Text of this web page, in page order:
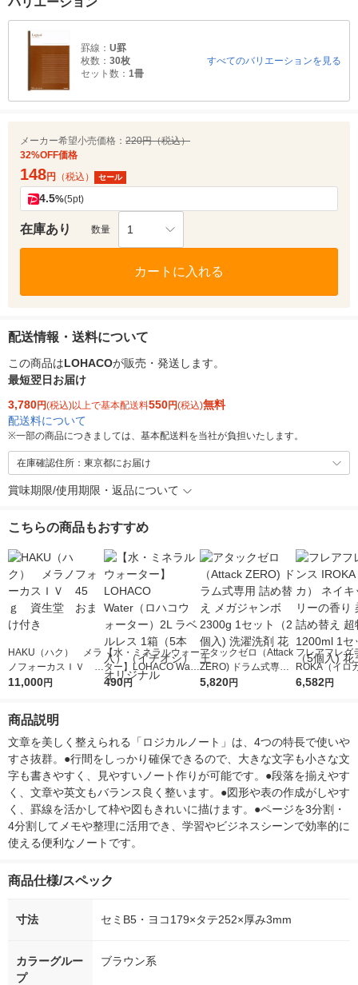
罫線： U罫
枚数： 30枚
セット数： 1冊
すべてのバリエーションを見る
メーカー希望小売価格： 220円（税込）
32%OFF価格
148円 （税込） セール
4.5%(5pt)
在庫あり 数量 1
カートに入れる
配送情報・送料について
この商品はLOHACOが販売・発送します。
最短翌日お届け
3,780円(税込)以上で基本配送料550円(税込)無料
配送料について
※一部の商品につきましては、基本配送料を当社が負担いたします。
在庫確認住所：東京都にお届け
賞味期限/使用期限・返品について
こちらの商品もおすすめ
HAKU（ハク） メラ
ノフォーカスＩＶ 4
5ｇ 資生堂 おまけ
11,000円
【水・ミネラルウォー
ター】LOHACO Wate
r（ロハコウォータ
490円
アタックゼロ（Attack
ZERO) ドラム式専用
詰め替え メガジャン
5,820円
フレアフレグ
ROKA（イロ
イキッドリリ
6,582円
商品説明
文章を美しく整えられる「ロジカルノート」は、4つの特長で使いや
すさ抜群。●行間をしっかり確保できるので、大きな文字も小さな文
字も書きやすく、見やすいノート作りが可能です。●段落を揃えやす
く、文章や英文もバランス良く整います。●図形や表の作成がしやす
く、罫線を活かして枠や図もきれいに描けます。●ページを3分割・
4分割してメモや整理に活用でき、学習やビジネスシーンで効率的に
使える便利なノートです。
商品仕様/スペック
寸法 セミB5・ヨコ179×タテ252×厚み3mm
カラーグルー
プ
ブラウン系